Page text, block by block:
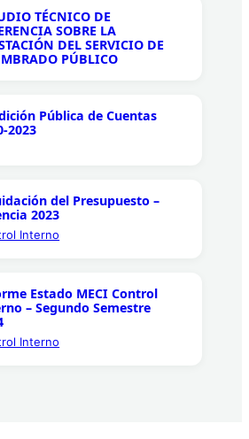
TÉCNICO DE
SOBRE LA
DEL SERVICIO DE
PÚBLICO
Pública de Cuentas
2023
del Presupuesto –
2023
Interno
Estado MECI Control
– Segundo Semestre
Interno